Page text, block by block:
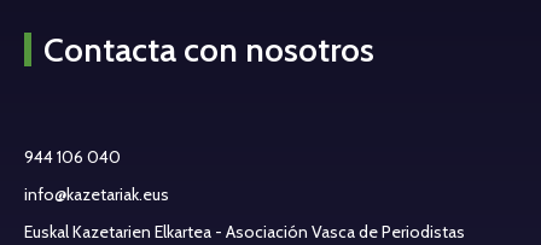
Contacta con nosotros
944 106 040
info@kazetariak.eus
Euskal Kazetarien Elkartea - Asociación Vasca de Periodistas